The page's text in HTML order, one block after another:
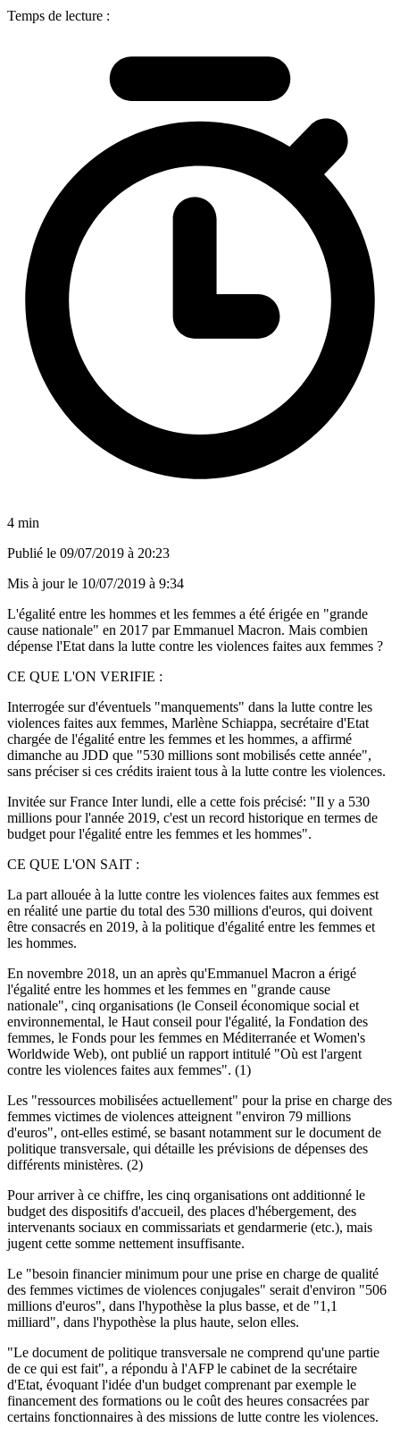
Temps de lecture :
4 min
Publié le 09/07/2019 à 20:23
Mis à jour le 10/07/2019 à 9:34
L'égalité entre les hommes et les femmes a été érigée en "grande
cause nationale" en 2017 par Emmanuel Macron. Mais combien
dépense l'Etat dans la lutte contre les violences faites aux femmes ?
CE QUE L'ON VERIFIE :
Interrogée sur d'éventuels "manquements" dans la lutte contre les
violences faites aux femmes, Marlène Schiappa, secrétaire d'Etat
chargée de l'égalité entre les femmes et les hommes, a affirmé
dimanche au JDD que "530 millions sont mobilisés cette année",
sans préciser si ces crédits iraient tous à la lutte contre les violences.
Invitée sur France Inter lundi, elle a cette fois précisé: "Il y a 530
millions pour l'année 2019, c'est un record historique en termes de
budget pour l'égalité entre les femmes et les hommes".
CE QUE L'ON SAIT :
La part allouée à la lutte contre les violences faites aux femmes est
en réalité une partie du total des 530 millions d'euros, qui doivent
être consacrés en 2019, à la politique d'égalité entre les femmes et
les hommes.
En novembre 2018, un an après qu'Emmanuel Macron a érigé
l'égalité entre les hommes et les femmes en "grande cause
nationale", cinq organisations (le Conseil économique social et
environnemental, le Haut conseil pour l'égalité, la Fondation des
femmes, le Fonds pour les femmes en Méditerranée et Women's
Worldwide Web), ont publié un rapport intitulé "Où est l'argent
contre les violences faites aux femmes". (1)
Les "ressources mobilisées actuellement" pour la prise en charge des
femmes victimes de violences atteignent "environ 79 millions
d'euros", ont-elles estimé, se basant notamment sur le document de
politique transversale, qui détaille les prévisions de dépenses des
différents ministères. (2)
Pour arriver à ce chiffre, les cinq organisations ont additionné le
budget des dispositifs d'accueil, des places d'hébergement, des
intervenants sociaux en commissariats et gendarmerie (etc.), mais
jugent cette somme nettement insuffisante.
Le "besoin financier minimum pour une prise en charge de qualité
des femmes victimes de violences conjugales" serait d'environ "506
millions d'euros", dans l'hypothèse la plus basse, et de "1,1
milliard", dans l'hypothèse la plus haute, selon elles.
"Le document de politique transversale ne comprend qu'une partie
de ce qui est fait", a répondu à l'AFP le cabinet de la secrétaire
d'Etat, évoquant l'idée d'un budget comprenant par exemple le
financement des formations ou le coût des heures consacrées par
certains fonctionnaires à des missions de lutte contre les violences.